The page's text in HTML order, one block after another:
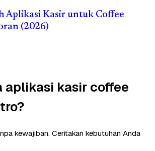
Aplikasi Kasir untuk Coffee
(2026)
aplikasi kasir coffee
kewajiban. Ceritakan kebutuhan Anda